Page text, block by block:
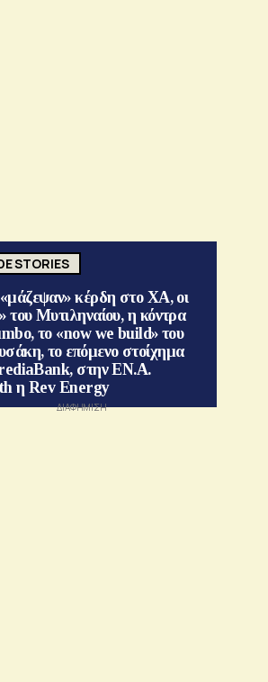
STORIES
κέρδη στο ΧΑ, οι
του Μυτιληναίου, η κόντρα
το «now we build» του
το επόμενο στοίχημα
στην ΕΝ.Α.
η Rev Energy